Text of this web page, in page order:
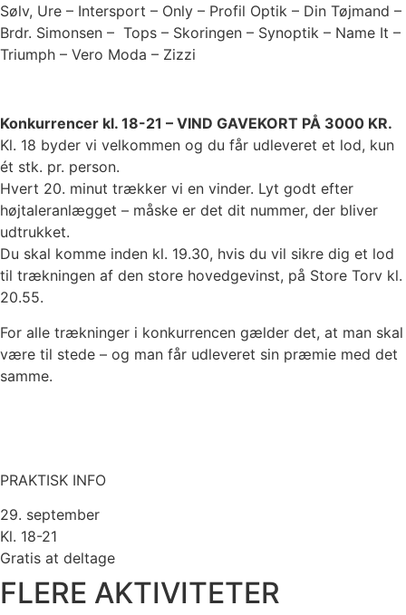
Sølv, Ure – Intersport – Only – Profil Optik – Din Tøjmand –
Brdr. Simonsen – Tops – Skoringen – Synoptik – Name It –
Triumph – Vero Moda – Zizzi
Konkurrencer kl. 18-21 – VIND GAVEKORT PÅ 3000 KR.
Kl. 18 byder vi velkommen og du får udleveret et lod, kun
ét stk. pr. person.
Hvert 20. minut trækker vi en vinder. Lyt godt efter
højtaleranlægget – måske er det dit nummer, der bliver
udtrukket.
Du skal komme inden kl. 19.30, hvis du vil sikre dig et lod
til trækningen af den store hovedgevinst, på Store Torv kl.
20.55.
For alle trækninger i konkurrencen gælder det, at man skal
være til stede – og man får udleveret sin præmie med det
samme.
PRAKTISK INFO
29. september
Kl. 18-21
Gratis at deltage
FLERE AKTIVITETER